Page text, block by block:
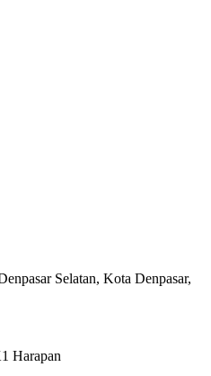
Selatan, Kota Denpasar,
Harapan